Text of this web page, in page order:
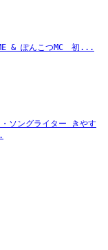
& ぽんこつMC　初...
・ソングライター きやす